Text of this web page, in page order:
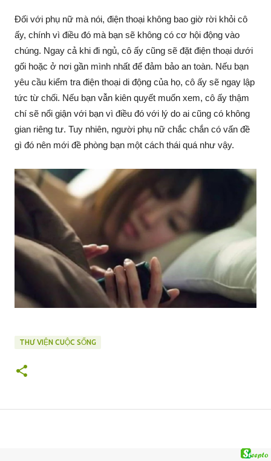
Đối với phụ nữ mà nói, điện thoại không bao giờ rời khỏi cô
ấy, chính vì điều đó mà bạn sẽ không có cơ hội động vào
chúng. Ngay cả khi đi ngủ, cô ấy cũng sẽ đặt điện thoại dưới
gối hoặc ở nơi gần mình nhất để đảm bảo an toàn. Nếu bạn
yêu cầu kiểm tra điện thoại di động của họ, cô ấy sẽ ngay lập
tức từ chối. Nếu bạn vẫn kiên quyết muốn xem, cô ấy thậm
chí sẽ nổi giận với bạn vì điều đó với lý do ai cũng có không
gian riêng tư. Tuy nhiên, người phụ nữ chắc chắn có vấn đề
gì đó nên mới đề phòng bạn một cách thái quá như vậy.
THƯ VIỆN CUỘC SỐNG